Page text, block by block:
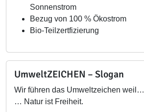
Sonnenstrom
Bezug von 100 % Ökostrom
Bio-Teilzertfizierung
UmweltZEICHEN – Slogan
Wir führen das Umweltzeichen weil…
… Natur ist Freiheit.